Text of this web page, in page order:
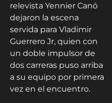
relevista Yennier Canó
dejaron la escena
servida para Vladimir
Guerrero Jr, quien con
un doble impulsor de
dos carreras puso arriba
a su equipo por primera
vez en el encuentro.